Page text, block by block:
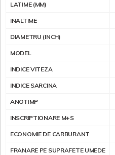
LATIME (MM)
INALTIME
DIAMETRU (INCH)
MODEL
INDICE VITEZA
INDICE SARCINA
ANOTIMP
INSCRIPTIONARE M+S
ECONOMIE DE CARBURANT
FRANARE PE SUPRAFETE UMEDE